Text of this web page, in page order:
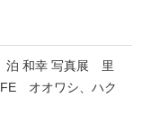
泊 和幸 写真展 里
オオワシ、ハク